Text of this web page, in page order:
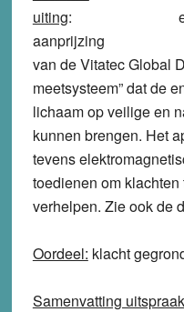
uiting:
aanprijzing
van de Vitatec Global
meetsysteem” dat de
lichaam op veilige en
kunnen brengen. Het
tevens
toedienen om
verhelpen. Zie ook de
Oordeel: klacht
Samenvatting